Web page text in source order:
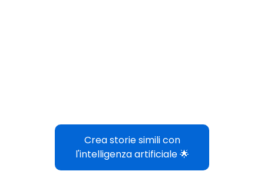
Crea storie simili con
l'intelligenza artificiale 🌟